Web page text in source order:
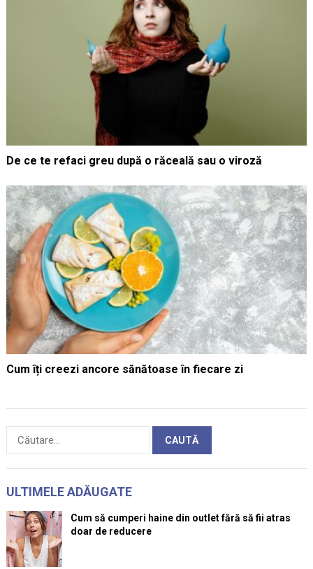
De ce te refaci greu după o răceală sau o viroză
Cum îți creezi ancore sănătoase în fiecare zi
Caută
ULTIMELE ADĂUGATE
Cum să cumperi haine din outlet fără să fii atras
doar de reducere